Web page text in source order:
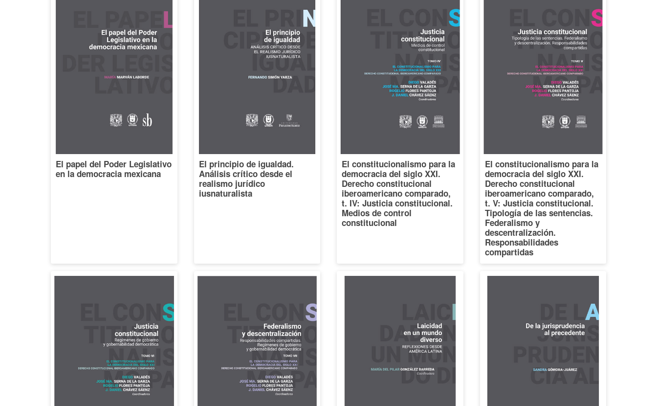
El papel del Poder Legislativo
en la democracia mexicana
El principio de igualdad.
Análisis crítico desde el
realismo jurídico
iusnaturalista
El constitucionalismo para la
democracia del siglo XXI.
Derecho constitucional
iberoamericano comparado,
t. IV: Justicia constitucional.
Medios de control
constitucional
El constitucionalismo para la
democracia del siglo XXI.
Derecho constitucional
iberoamericano comparado,
t. V: Justicia constitucional.
Tipología de las sentencias.
Federalismo y
descentralización.
Responsabilidades
compartidas